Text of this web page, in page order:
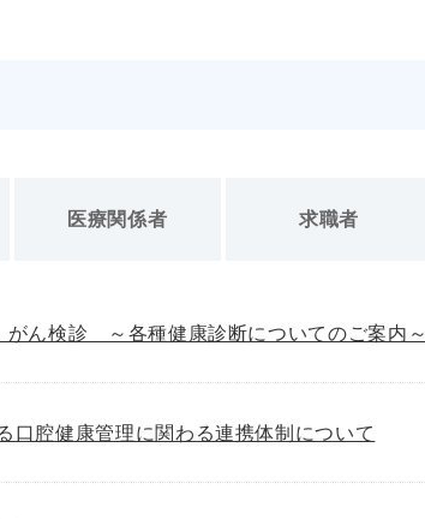
医療関係者 求職者
がん検診 ～各種健康診断についてのご案内～
口腔健康管理に関わる連携体制について